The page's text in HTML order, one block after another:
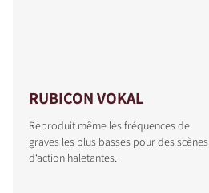
RUBICON VOKAL
Reproduit même les fréquences de
graves les plus basses pour des scènes
d‘action haletantes.